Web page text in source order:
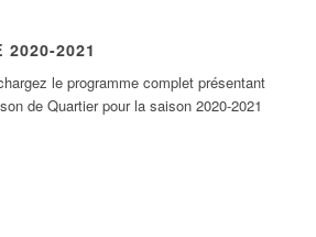
2020-2021
le programme complet présentant
de Quartier pour la saison 2020-2021